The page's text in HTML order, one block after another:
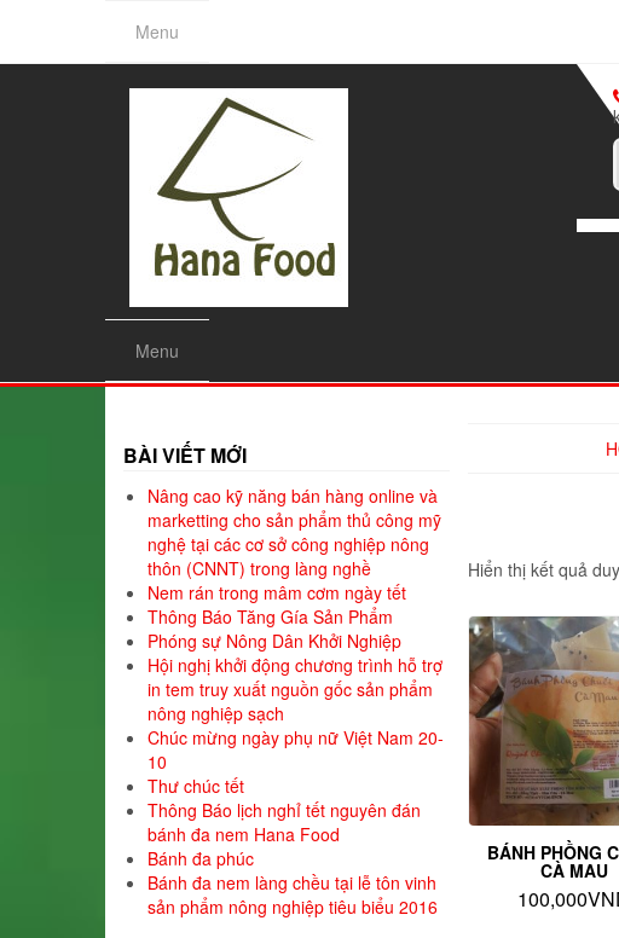
the
Menu
Menu
BÀI VIẾT MỚI
Nâng cao kỹ năng bán hàng online và
marketting cho sản phẩm thủ công mỹ
nghệ tại các cơ sở công nghiệp nông
thôn (CNNT) trong làng nghề
Nem rán trong mâm cơm ngày tết
Thông Báo Tăng Gía Sản Phẩm
Phóng sự Nông Dân Khởi Nghiệp
Hội nghị khởi động chương trình hỗ trợ
in tem truy xuất nguồn gốc sản phẩm
nông nghiệp sạch
Chúc mừng ngày phụ nữ Việt Nam 20-
10
Thư chúc tết
Thông Báo lịch nghỉ tết nguyên đán
bánh đa nem Hana Food
Bánh đa phúc
Bánh đa nem làng chều tại lễ tôn vinh
sản phẩm nông nghiệp tiêu biểu 2016
Hiển thị kết quả
BÁNH PHỒNG
CÀ MAU
100,000